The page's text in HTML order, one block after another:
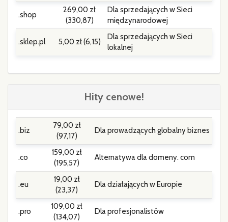
.shop
269,00 zł
(330,87)
Dla sprzedających w Sieci
międzynarodowej
.sklep.pl 5,00 zł (6,15)
Dla sprzedających w Sieci
lokalnej
Hity cenowe!
.biz
79,00 zł
(97,17)
Dla prowadzących globalny biznes
.co
159,00 zł
(195,57)
Alternatywa dla domeny. com
.eu
19,00 zł
(23,37)
Dla działających w Europie
.pro
109,00 zł
(134,07)
Dla profesjonalistów